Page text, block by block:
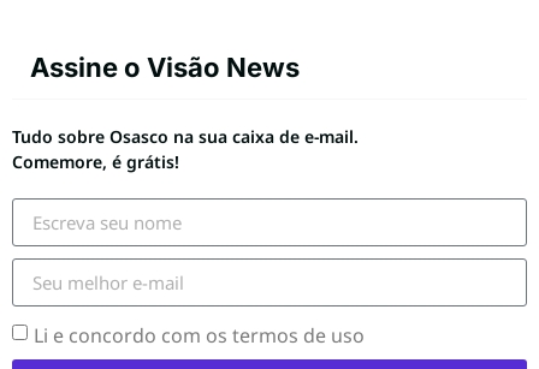
Assine o Visão News
Tudo sobre Osasco na sua caixa de e-mail.
Comemore, é grátis!
Li e concordo com os termos de uso